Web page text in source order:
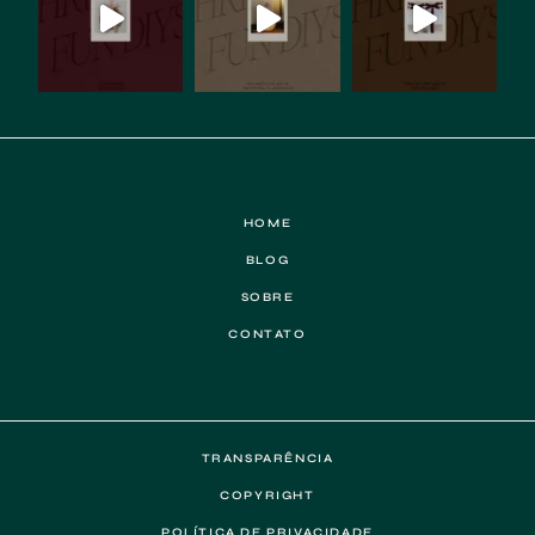
HOME
BLOG
SOBRE
CONTATO
TRANSPARÊNCIA
COPYRIGHT